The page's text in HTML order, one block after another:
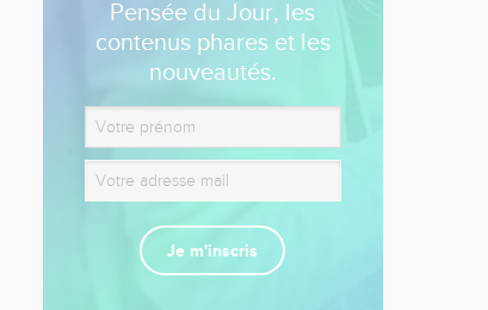
Pensée du Jour, les
contenus phares et les
nouveautés.
Je m'inscris